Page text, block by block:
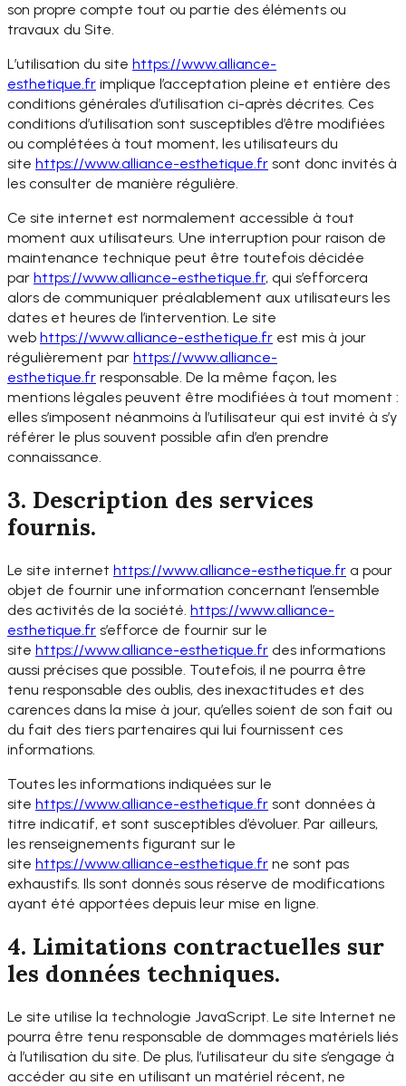
son propre compte tout ou partie des éléments ou
travaux du Site.
L’utilisation du site https://www.alliance-
esthetique.fr implique l’acceptation pleine et entière des
conditions générales d’utilisation ci-après décrites. Ces
conditions d’utilisation sont susceptibles d’être modifiées
ou complétées à tout moment, les utilisateurs du
site https://www.alliance-esthetique.fr sont donc invités à
les consulter de manière régulière.
Ce site internet est normalement accessible à tout
moment aux utilisateurs. Une interruption pour raison de
maintenance technique peut être toutefois décidée
par https://www.alliance-esthetique.fr, qui s’efforcera
alors de communiquer préalablement aux utilisateurs les
dates et heures de l’intervention. Le site
web https://www.alliance-esthetique.fr est mis à jour
régulièrement par https://www.alliance-
esthetique.fr responsable. De la même façon, les
mentions légales peuvent être modifiées à tout moment :
elles s’imposent néanmoins à l’utilisateur qui est invité à s’y
référer le plus souvent possible afin d’en prendre
connaissance.
3. Description des services
fournis.
Le site internet https://www.alliance-esthetique.fr a pour
objet de fournir une information concernant l’ensemble
des activités de la société. https://www.alliance-
esthetique.fr s’efforce de fournir sur le
site https://www.alliance-esthetique.fr des informations
aussi précises que possible. Toutefois, il ne pourra être
tenu responsable des oublis, des inexactitudes et des
carences dans la mise à jour, qu’elles soient de son fait ou
du fait des tiers partenaires qui lui fournissent ces
informations.
Toutes les informations indiquées sur le
site https://www.alliance-esthetique.fr sont données à
titre indicatif, et sont susceptibles d’évoluer. Par ailleurs,
les renseignements figurant sur le
site https://www.alliance-esthetique.fr ne sont pas
exhaustifs. Ils sont donnés sous réserve de modifications
ayant été apportées depuis leur mise en ligne.
4. Limitations contractuelles sur
les données techniques.
Le site utilise la technologie JavaScript. Le site Internet ne
pourra être tenu responsable de dommages matériels liés
à l’utilisation du site. De plus, l’utilisateur du site s’engage à
accéder au site en utilisant un matériel récent, ne